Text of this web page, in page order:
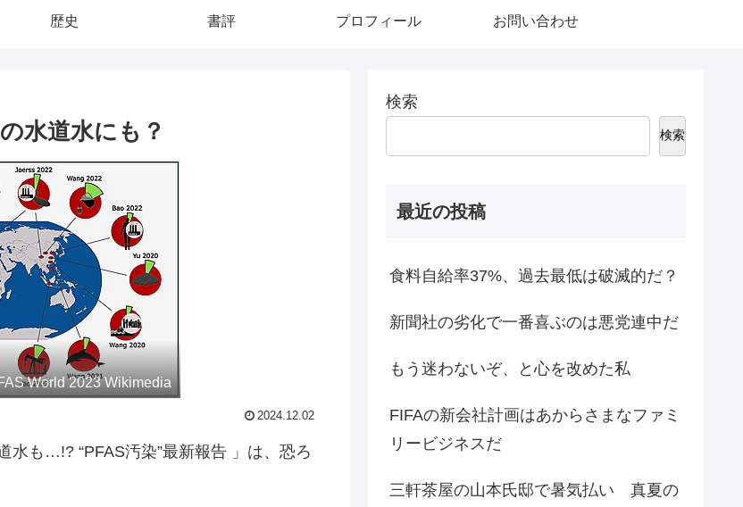
歴史 書評 プロフィール お問い合わせ
水道水にも？
World 2023 Wikimedia
2024.12.02
も…!? “PFAS汚染”最新報告 」は、恐ろ
検索
検索
最近の投稿
食料自給率37%、過去最低は破滅的だ？
新聞社の劣化で一番喜ぶのは悪党連中だ
もう迷わないぞ、と心を改めた私
FIFAの新会社計画はあからさまなファミ
リービジネスだ
三軒茶屋の山本氏邸で暑気払い 真夏の